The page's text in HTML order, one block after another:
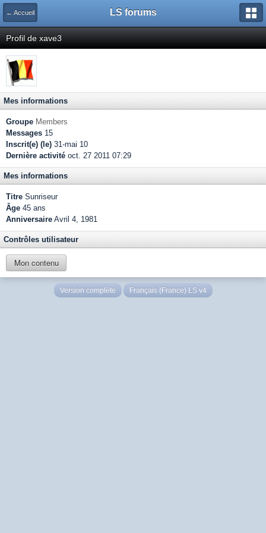
← Accueil LS forums
Profil de xave3
Mes informations
Groupe Members
Messages 15
Inscrit(e) (le) 31-mai 10
Dernière activité oct. 27 2011 07:29
Mes informations
Titre Sunriseur
Âge 45 ans
Anniversaire Avril 4, 1981
Contrôles utilisateur
Mon contenu
Version complète Français (France) LS v4